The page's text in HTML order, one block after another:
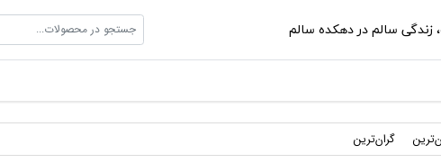
، زندگی سالم در دهکده سالم جستجو در محصولات...
گران‌ترین